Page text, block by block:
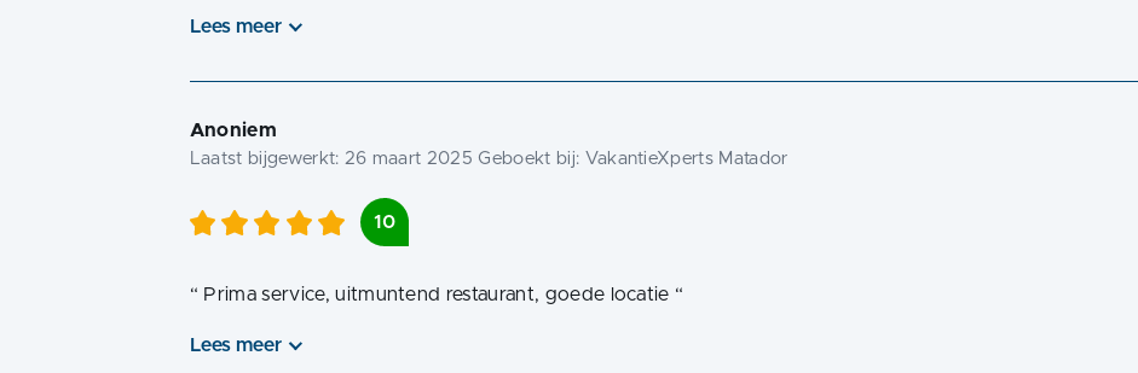
Lees meer
Anoniem
Laatst bijgewerkt: 26 maart 2025 Geboekt bij: VakantieXperts Matador
10
“ Prima service, uitmuntend restaurant, goede locatie “
Lees meer